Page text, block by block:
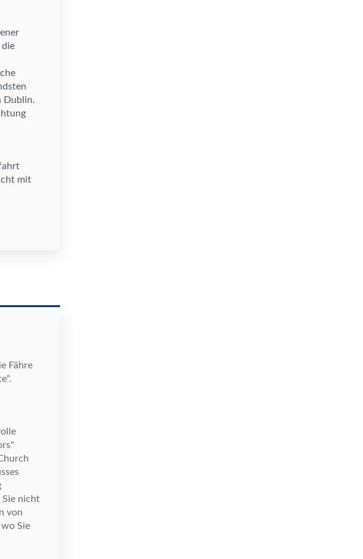
die
Dublin.
mit
Fähre
“.
Sie nicht
von
Sie